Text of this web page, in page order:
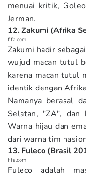
menuai kritik,
Jerman.
12. Zakumi (Afrika
fifa.com
Zakumi hadir
wujud macan tutul
karena macan tutul
identik dengan
Namanya berasal
Selatan, "ZA", dan
Warna hijau dan
dari warna tim
13. Fuleco (Brasil
fifa.com
Fuleco adalah